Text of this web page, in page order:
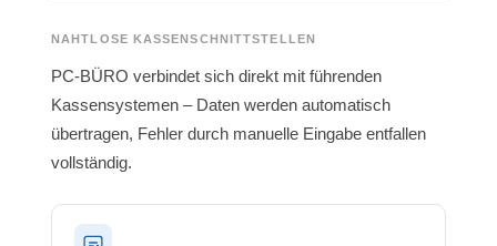
NAHTLOSE KASSENSCHNITTSTELLEN
PC-BÜRO verbindet sich direkt mit führenden
Kassensystemen – Daten werden automatisch
übertragen, Fehler durch manuelle Eingabe entfallen
vollständig.